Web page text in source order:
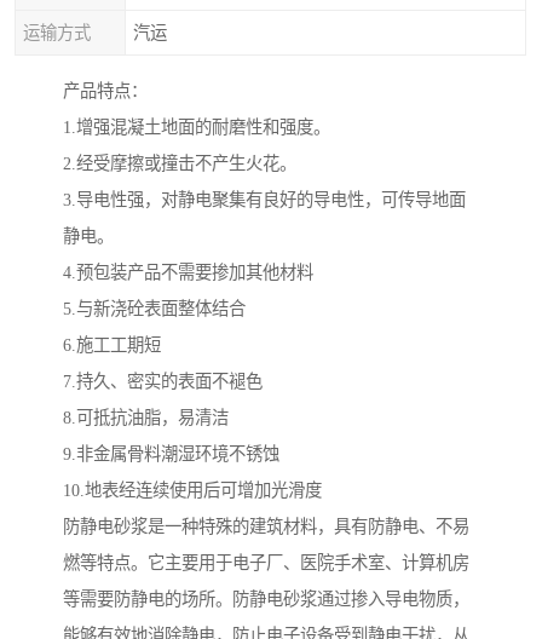
运输方式 汽运
产品特点：
1.增强混凝土地面的耐磨性和强度。
2.经受摩擦或撞击不产生火花。
3.导电性强，对静电聚集有良好的导电性，可传导地面
静电。
4.预包装产品不需要掺加其他材料
5.与新浇砼表面整体结合
6.施工工期短
7.持久、密实的表面不褪色
8.可抵抗油脂，易清洁
9.非金属骨料潮湿环境不锈蚀
10.地表经连续使用后可增加光滑度
防静电砂浆是一种特殊的建筑材料，具有防静电、不易
燃等特点。它主要用于电子厂、医院手术室、计算机房
等需要防静电的场所。防静电砂浆通过掺入导电物质，